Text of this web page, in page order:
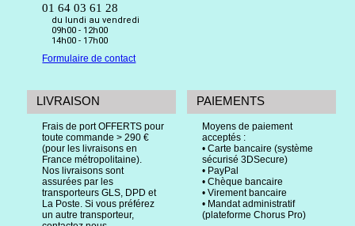
01 64 03 61 28
du lundi au vendredi
09h00 - 12h00
14h00 - 17h00
Formulaire de contact
LIVRAISON
Frais de port OFFERTS pour
toute commande > 290 €
(pour les livraisons en
France métropolitaine).
Nos livraisons sont
assurées par les
transporteurs GLS, DPD et
La Poste. Si vous préférez
un autre transporteur,
PAIEMENTS
Moyens de paiement
acceptés :
• Carte bancaire (système
sécurisé 3DSecure)
• PayPal
• Chèque bancaire
• Virement bancaire
• Mandat administratif
(plateforme Chorus Pro)